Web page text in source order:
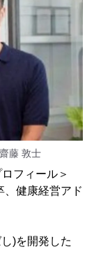
藤 敦士
フィール＞
、健康経営アド
)を開発した